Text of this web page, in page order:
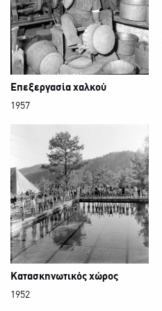
Επεξεργασία χαλκού
1957
Κατασκηνωτικός χώρος
1952